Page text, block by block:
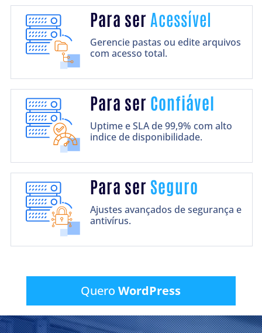
Para ser Acessível
Gerencie pastas ou edite arquivos
com acesso total.
Para ser Confiável
Uptime e SLA de 99,9% com alto
indice de disponibilidade.
Para ser Seguro
Ajustes avançados de segurança e
antivírus.
QueroWordPress